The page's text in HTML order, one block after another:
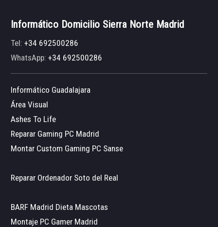
Informático Domicilio Sierra Norte Madrid
Tel:+34 692500286
WhatsApp:+34 692500286
Informático Guadalajara
Área Visual
Ashes To Life
Reparar Gaming PC Madrid
Montar Custom Gaming PC Sanse
Reparar Ordenador Soto del Real
BARF Madrid Dieta Mascotas
Montaje PC Gamer Madrid